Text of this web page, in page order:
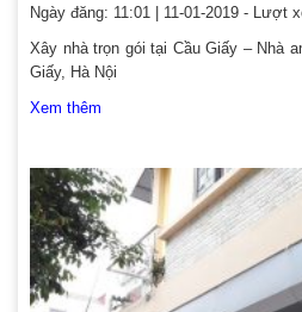
Ngày đăng: 11:01 | 11-01-2019 - Lượt
Xây nhà trọn gói tại Cầu Giấy – Nhà
Giấy, Hà Nội
Xem thêm